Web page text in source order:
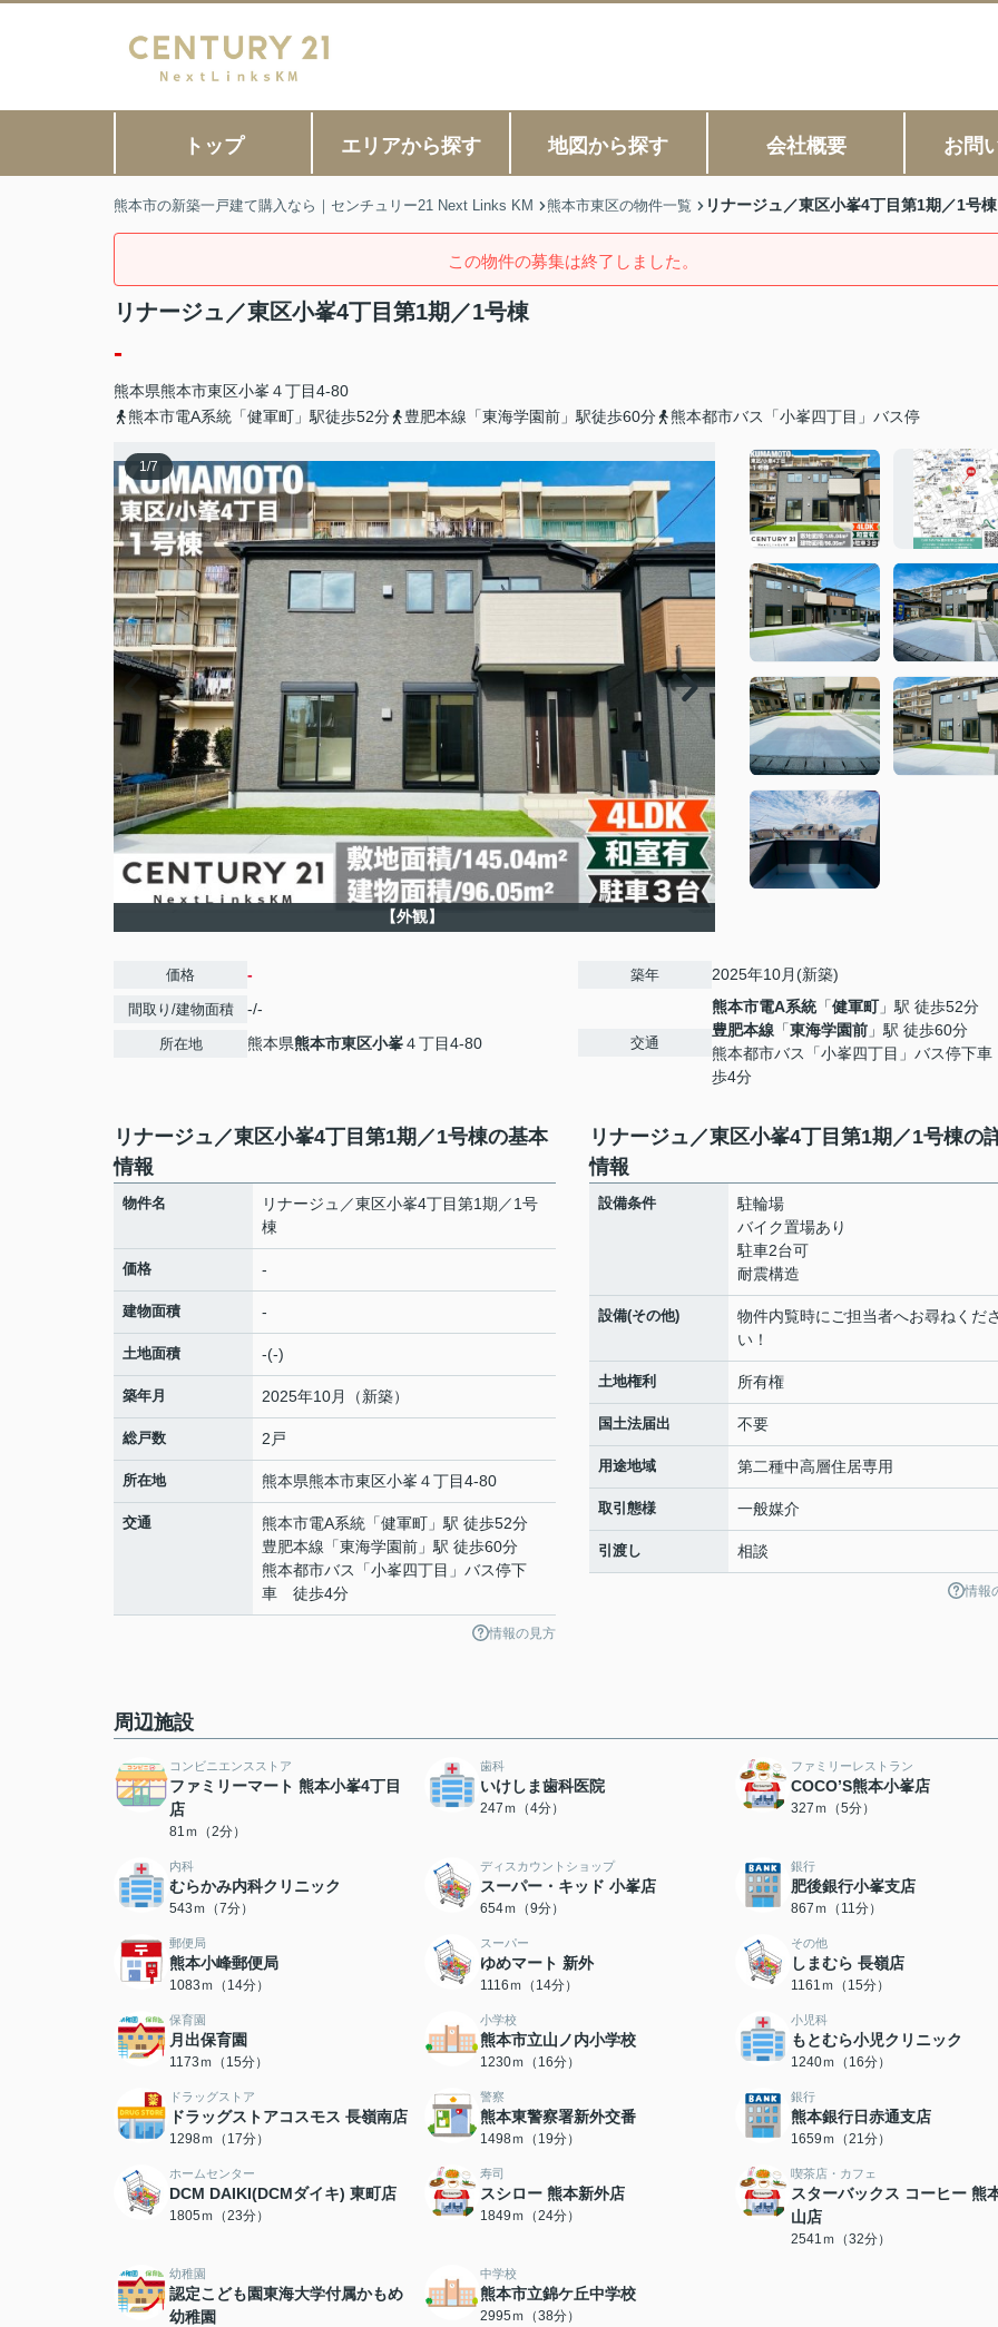
トップ エリアから探す 地図から探す 会社概要 お問
熊本市の新築一戸建て購入なら｜センチュリー21 Next Links KM 熊本市東区の物件一覧 リナージュ／東区小峯4丁目第1期／1号棟
この物件の募集は終了しました。
リナージュ／東区小峯4丁目第1期／1号棟
-
熊本県熊本市東区小峯 ４丁目4-80
熊本市電A系統「健軍町」駅徒歩52分
豊肥本線「東海学園前」駅徒歩60分 熊本都市バス「小峯四丁目」バス停
1/7
【外観】
価格 -
間取り/建物面積 -/-
所在地 熊本県熊本市東区小峯４丁目4-80
築年 2025年10月(新築)
交通
熊本市電A系統「健軍町」駅 徒歩52分
豊肥本線 「東海学園前 」駅 徒歩60分
熊本都市バス「小峯四丁目」バス停下
歩4分
リナージュ／東区小峯4丁目第1期／1号棟の基本
情報
物件名
リナージュ／東区小峯4丁目第1期／1号
棟
価格 -
建物面積 -
土地面積 -(-)
築年月 2025年10月（新築）
総戸数 2戸
所在地 熊本県熊本市東区小峯 ４丁目4-80
交通 熊本市電A系統 「健軍町 」駅 徒歩52分
豊肥本線 「東海学園前 」駅 徒歩60分
熊本都市バス「小峯四丁目」バス停下
車 徒歩4分
情報の見方
リナージュ／東区小峯4丁目第1期／1号棟の
情報
設備条件
駐輪場
バイク置場あり
駐車2台可
耐震構造
設備(その他)
物件内覧時にご担当者へお尋ねくだ
い！
土地権利 所有権
国土法届出 不要
用途地域 第二種中高層住居専用
取引態様 一般媒介
引渡し 相談
情報
周辺施設
コンビニエンスストア
ファミリーマート 熊本小峯4丁目
店
81ｍ（2分）
歯科
いけしま歯科医院
247ｍ（4分）
ファミリーレストラン
COCO’S熊本小峯店
327ｍ（5分）
内科
むらかみ内科クリニック
543ｍ（7分）
ディスカウントショップ
スーパー・キッド 小峯店
654ｍ（9分）
銀行
肥後銀行小峯支店
867ｍ（11分）
郵便局
熊本小峰郵便局
1083ｍ（14分）
スーパー
ゆめマート 新外
1116ｍ（14分）
その他
しまむら 長嶺店
1161ｍ（15分）
保育園
月出保育園
1173ｍ（15分）
小学校
熊本市立山ノ内小学校
1230ｍ（16分）
小児科
もとむら小児クリニック
1240ｍ（16分）
ドラッグストア
ドラッグストアコスモス 長嶺南店
1298ｍ（17分）
警察
熊本東警察署新外交番
1498ｍ（19分）
銀行
熊本銀行日赤通支店
1659ｍ（21分）
ホームセンター
DCM DAIKI(DCMダイキ) 東町店
1805ｍ（23分）
寿司
スシロー 熊本新外店
1849ｍ（24分）
喫茶店・カフェ
スターバックス コーヒー 熊
山店
2541ｍ（32分）
幼稚園
認定こども園東海大学付属かもめ
幼稚園
中学校
熊本市立錦ケ丘中学校
2995ｍ（38分）